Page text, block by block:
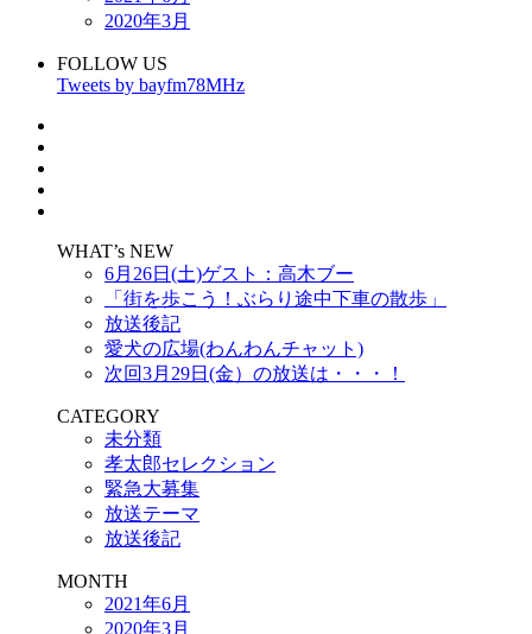
2020年3月
FOLLOW US
Tweets by bayfm78MHz
WHAT’s NEW
6月26日(土)ゲスト：高木ブー
「街を歩こう！ぶらり途中下車の散歩」
放送後記
愛犬の広場(わんわんチャット)
次回3月29日(金）の放送は・・・！
CATEGORY
未分類
孝太郎セレクション
緊急大募集
放送テーマ
放送後記
MONTH
2021年6月
2020年3月